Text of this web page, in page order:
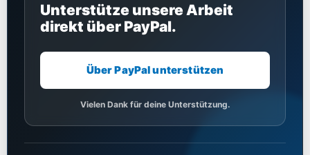
Unterstütze unsere Arbeit
direkt über PayPal.
Über PayPal unterstützen
Vielen Dank für deine Unterstützung.